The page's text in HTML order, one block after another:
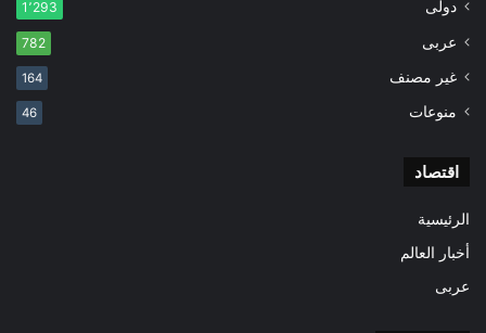
دولى 1٬293
عربى 782
غير مصنف 164
منوعات 46
اقتصاد
الرئيسية
أخبار العالم
عربى